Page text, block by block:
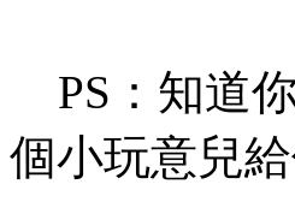
PS：知道
個小玩意兒給